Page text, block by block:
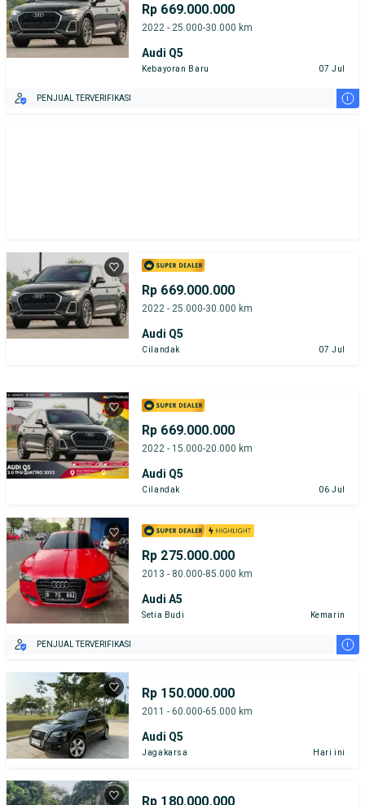
Rp 669.000.000
2022 - 25.000-30.000 km
Audi Q5
Kebayoran Baru 07 Jul
PENJUAL TERVERIFIKASI i
Rp 669.000.000
2022 - 25.000-30.000 km
Audi Q5
Cilandak 07 Jul
Rp 669.000.000
2022 - 15.000-20.000 km
Audi Q5
Cilandak 06 Jul
Rp 275.000.000
2013 - 80.000-85.000 km
Audi A5
Setia Budi Kemarin
PENJUAL TERVERIFIKASI i
Rp 150.000.000
2011 - 60.000-65.000 km
Audi Q5
Jagakarsa Hari ini
Rp 180.000.000